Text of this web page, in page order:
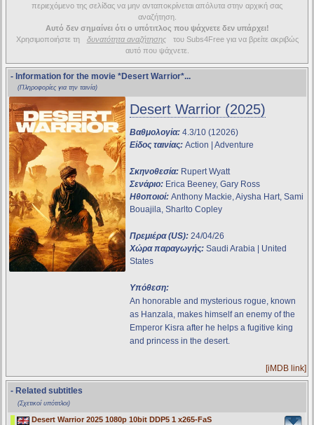
περιεχόμενο της σελίδας να μην ανταποκρίνεται απόλυτα στην αρχική σας
αναζήτηση.
Αυτό δεν σημαίνει ότι ο υπότιτλος που ψάχνετε δεν υπάρχει!
Χρησιμοποιήστε τη
δυνατότητα αναζήτησης
του Subs4Free για να βρείτε ακριβώς
αυτό που ψάχνετε.
- Information for the movie *Desert Warrior*...
(Πληροφορίες για την ταινία)
Desert Warrior (2025)
Βαθμολογία: 4.3/10 (12026)
Είδος ταινίας: Action | Adventure
Σκηνοθεσία: Rupert Wyatt
Σενάριο: Erica Beeney, Gary Ross
Ηθοποιοί: Anthony Mackie, Aiysha Hart, Sami
Bouajila, Sharlto Copley
Πρεμιέρα (US): 24/04/26
Χώρα παραγωγής: Saudi Arabia | United
States
Υπόθεση:
An honorable and mysterious rogue, known
as Hanzala, makes himself an enemy of the
Emperor Kisra after he helps a fugitive king
and princess in the desert.
[iMDB link]
- Related subtitles
(Σχετικοί υπότιτλοι)
Desert Warrior 2025 1080p 10bit DDP5 1 x265-FaS